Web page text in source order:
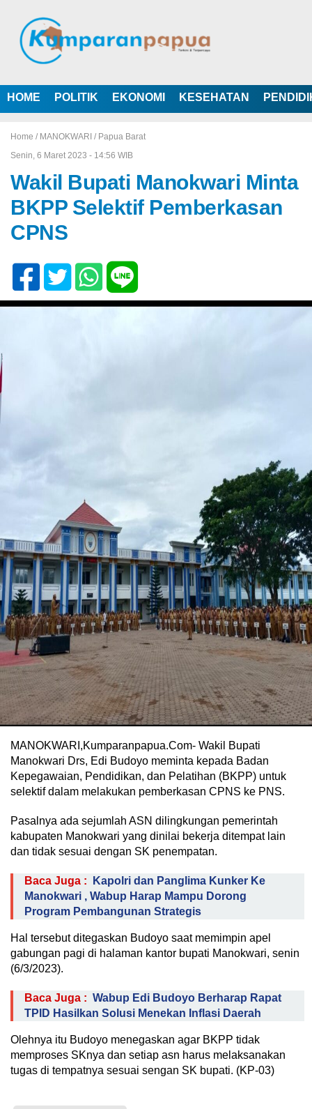
HOME POLITIK EKONOMI KESEHATAN
Home / MANOKWARI / Papua Barat
Senin, 6 Maret 2023 - 14:56 WIB
Wakil Bupati Manokwari Minta
BKPP Selektif Pemberkasan
CPNS
MANOKWARI,Kumparanpapua.Com- Wakil Bupati
Manokwari Drs, Edi Budoyo meminta kepada Badan
Kepegawaian, Pendidikan, dan Pelatihan (BKPP) untuk
selektif dalam melakukan pemberkasan CPNS ke PNS.
Pasalnya ada sejumlah ASN dilingkungan pemerintah
kabupaten Manokwari yang dinilai bekerja ditempat lain
dan tidak sesuai dengan SK penempatan.
Baca Juga :
Kapolri dan Panglima Kunker Ke
Manokwari , Wabup Harap Mampu Dorong
Program Pembangunan Strategis
Hal tersebut ditegaskan Budoyo saat memimpin apel
gabungan pagi di halaman kantor bupati Manokwari, senin
(6/3/2023).
Baca Juga : Wabup Edi Budoyo Berharap Rapat
TPID Hasilkan Solusi Menekan Inflasi Daerah
Olehnya itu Budoyo menegaskan agar BKPP tidak
memproses SKnya dan setiap asn harus melaksanakan
tugas di tempatnya sesuai sengan SK bupati. (KP-03)